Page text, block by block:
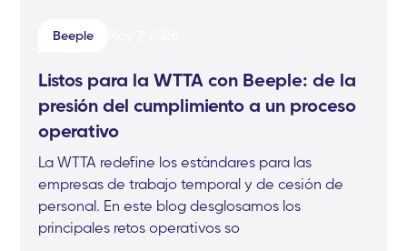
Beeple
Listos para la WTTA con Beeple: de la
presión del cumplimiento a un proceso
operativo
La WTTA redefine los estándares para las
empresas de trabajo temporal y de cesión de
personal. En este blog desglosamos los
principales retos operativos so